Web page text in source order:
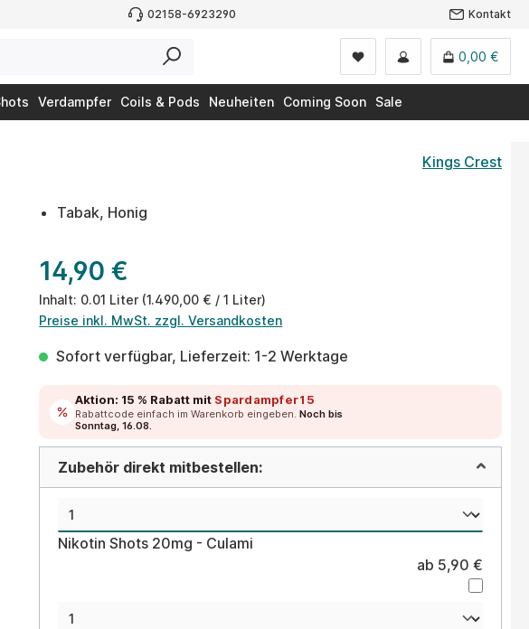
02158-6923290 Kontakt
0,00 €
Verdampfer Coils & Pods Neuheiten Coming Soon
Sale
Kings Crest
Tabak, Honig
14,90 €
Inhalt: 0.01 Liter (1.490,00 € / 1 Liter)
Preise inkl. MwSt. zzgl. Versandkosten
Sofort verfügbar, Lieferzeit: 1-2 Werktage
Aktion: 15 % Rabatt mit Spardampfer15
Rabattcode einfach im Warenkorb eingeben.Noch bis
Sonntag, 16.08.
Zubehör direkt mitbestellen:
Nikotin Shots 20mg - Culami
ab 5,90 €